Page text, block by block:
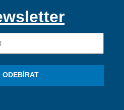
ODEBÍRAT